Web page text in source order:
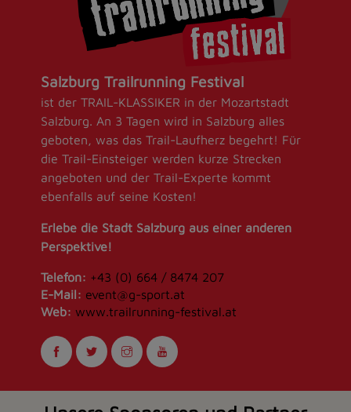
Salzburg Trailrunning Festival
ist der TRAIL-KLASSIKER in der Mozartstadt
Salzburg. An 3 Tagen wird in Salzburg alles
geboten, was das Trail-Laufherz begehrt! Für
die Trail-Einsteiger werden kurze Strecken
angeboten und der Trail-Experte kommt
ebenfalls auf seine Kosten!
Erlebe die Stadt Salzburg aus einer anderen
Perspektive!
Telefon: +43 (0) 664 / 8474 207
E-Mail: event@g-sport.at
Web: www.trailrunning-festival.at